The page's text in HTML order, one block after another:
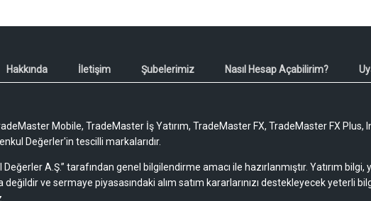
Hakkında İletişim Şubelerimiz Nasıl Hesap Açabilirim?
Mobile, TradeMaster İş Yatırım, TradeMaster FX, TradeMaster FX Plus,
Değerler'in tescilli markalarıdır.
A.Ş.” tarafından genel bilgilendirme amacı ile hazırlanmıştır. Yatırım bilgi,
değildir ve sermaye piyasasındaki alım satım kararlarınızı destekleyecek yeterli